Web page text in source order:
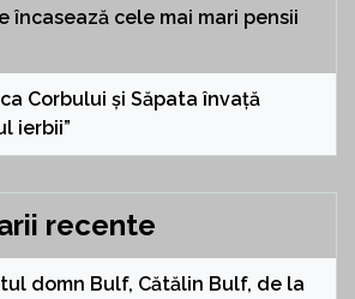
încasează cele mai mari pensii
Corbului și Săpata învață
ierbii”
recente
domn Bulf, Cătălin Bulf, de la